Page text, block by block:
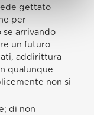
gettato
per
arrivando
un futuro
addirittura
qualunque
non si
di non